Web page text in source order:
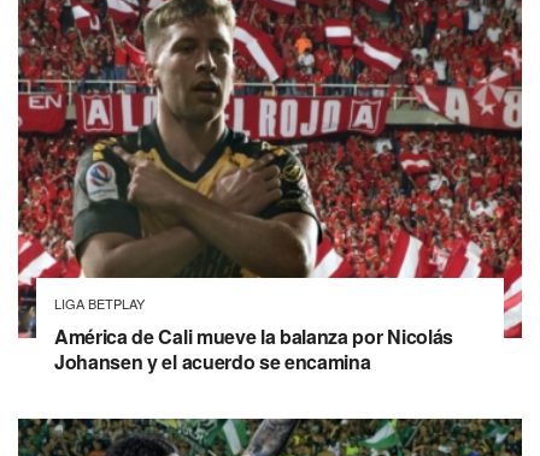
LIGA BETPLAY
América de Cali mueve la balanza por Nicolás
Johansen y el acuerdo se encamina